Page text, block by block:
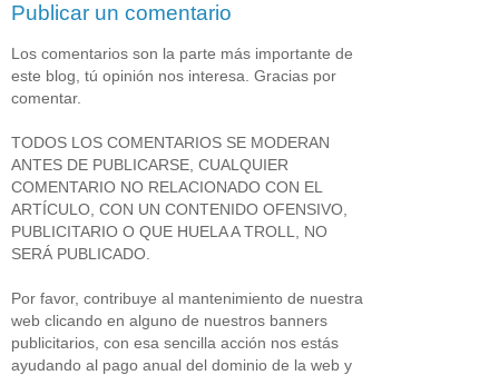
Publicar un comentario
Los comentarios son la parte más importante de
este blog, tú opinión nos interesa. Gracias por
comentar.
TODOS LOS COMENTARIOS SE MODERAN
ANTES DE PUBLICARSE, CUALQUIER
COMENTARIO NO RELACIONADO CON EL
ARTÍCULO, CON UN CONTENIDO OFENSIVO,
PUBLICITARIO O QUE HUELA A TROLL, NO
SERÁ PUBLICADO.
Por favor, contribuye al mantenimiento de nuestra
web clicando en alguno de nuestros banners
publicitarios, con esa sencilla acción nos estás
ayudando al pago anual del dominio de la web y